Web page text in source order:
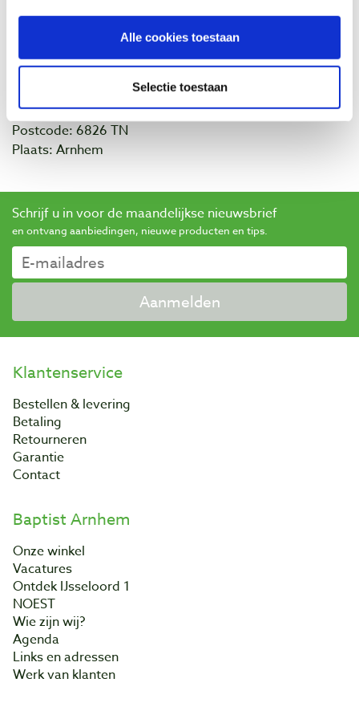
Alle cookies toestaan
Selectie toestaan
Als eerste op de hoogte zijn van dit soort toffe acties?
Volg ons dan vooral opFacebookenInstagram
Contact
Telefoon: 026-3512856
Adres: Vlamoven 32
Postcode: 6826 TN
Plaats: Arnhem
Schrijf u in voor de maandelijkse nieuwsbrief
en ontvang aanbiedingen, nieuwe producten en tips.
Aanmelden
Klantenservice
Bestellen & levering
Betaling
Retourneren
Garantie
Contact
Baptist Arnhem
Onze winkel
Vacatures
Ontdek IJsseloord 1
NOEST
Wie zijn wij?
Agenda
Links en adressen
Werk van klanten